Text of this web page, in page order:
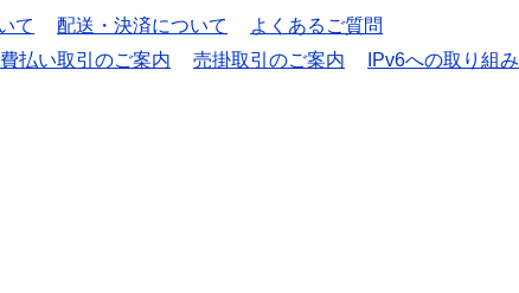
て 配送・決済について
よくあるご質問
払い取引のご案内 売掛取引のご案内
IPv6への取り組み